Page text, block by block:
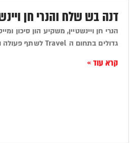
דנה בש שלח והנרי חן
גדולים בתחום ה Travel לשתף פעולה ולהאיץ את עתיד הענף יחד.
קרא עוד »